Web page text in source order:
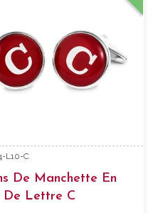
L10-C
De Manchette En
De Lettre C